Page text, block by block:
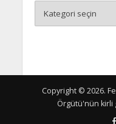
Copyright © 2026.
Örgütü'nün kirli